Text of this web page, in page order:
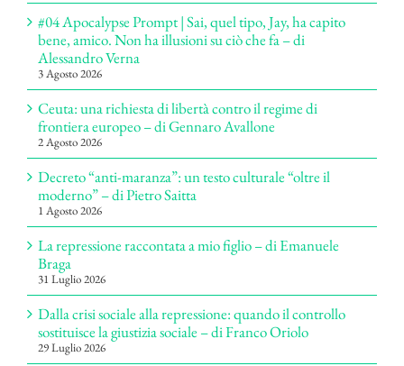
#04 Apocalypse Prompt | Sai, quel tipo, Jay, ha capito
bene, amico. Non ha illusioni su ciò che fa – di
Alessandro Verna
3 Agosto 2026
Ceuta: una richiesta di libertà contro il regime di
frontiera europeo – di Gennaro Avallone
2 Agosto 2026
Decreto “anti-maranza”: un testo culturale “oltre il
moderno” – di Pietro Saitta
1 Agosto 2026
La repressione raccontata a mio figlio – di Emanuele
Braga
31 Luglio 2026
Dalla crisi sociale alla repressione: quando il controllo
sostituisce la giustizia sociale – di Franco Oriolo
29 Luglio 2026